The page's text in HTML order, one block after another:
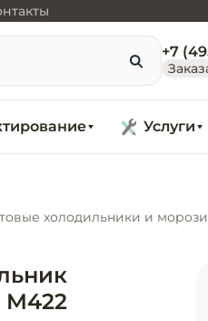
+7
Услуги
холодильники и